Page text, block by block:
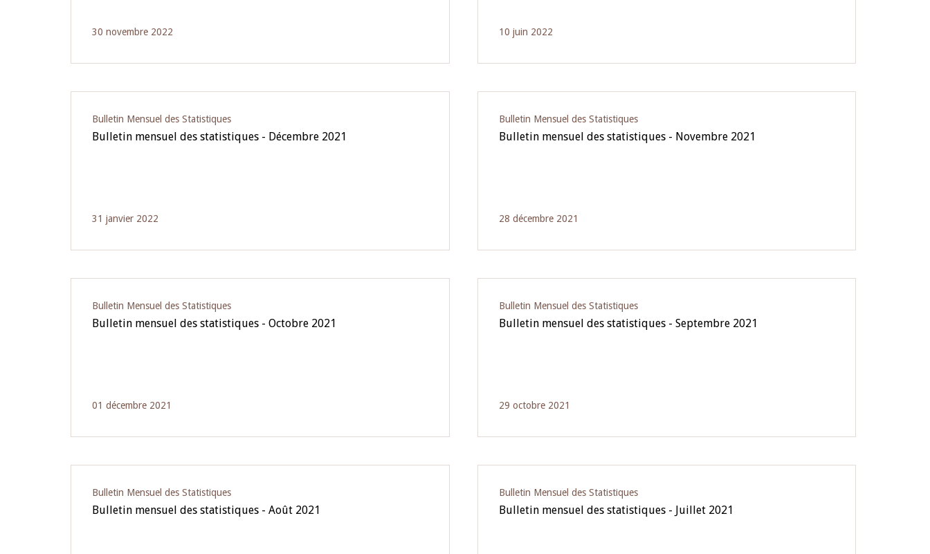
30 novembre 2022 10 juin 2022
Bulletin Mensuel des Statistiques
Bulletin mensuel des statistiques - Décembre 2021
31 janvier 2022
Bulletin Mensuel des Statistiques
Bulletin mensuel des statistiques - Novembre 2021
28 décembre 2021
Bulletin Mensuel des Statistiques
Bulletin mensuel des statistiques - Octobre 2021
01 décembre 2021
Bulletin Mensuel des Statistiques
Bulletin mensuel des statistiques - Septembre 2021
29 octobre 2021
Bulletin Mensuel des Statistiques
Bulletin mensuel des statistiques - Août 2021
Bulletin Mensuel des Statistiques
Bulletin mensuel des statistiques - Juillet 2021